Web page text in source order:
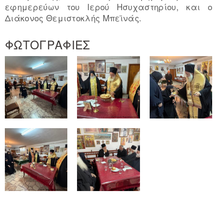
εφημερεύων του Ιερού Ησυχαστηρίου, και ο
Διάκονος Θεμιστοκλής Μπεϊνάς.
ΦΩΤΟΓΡΑΦΙΕΣ